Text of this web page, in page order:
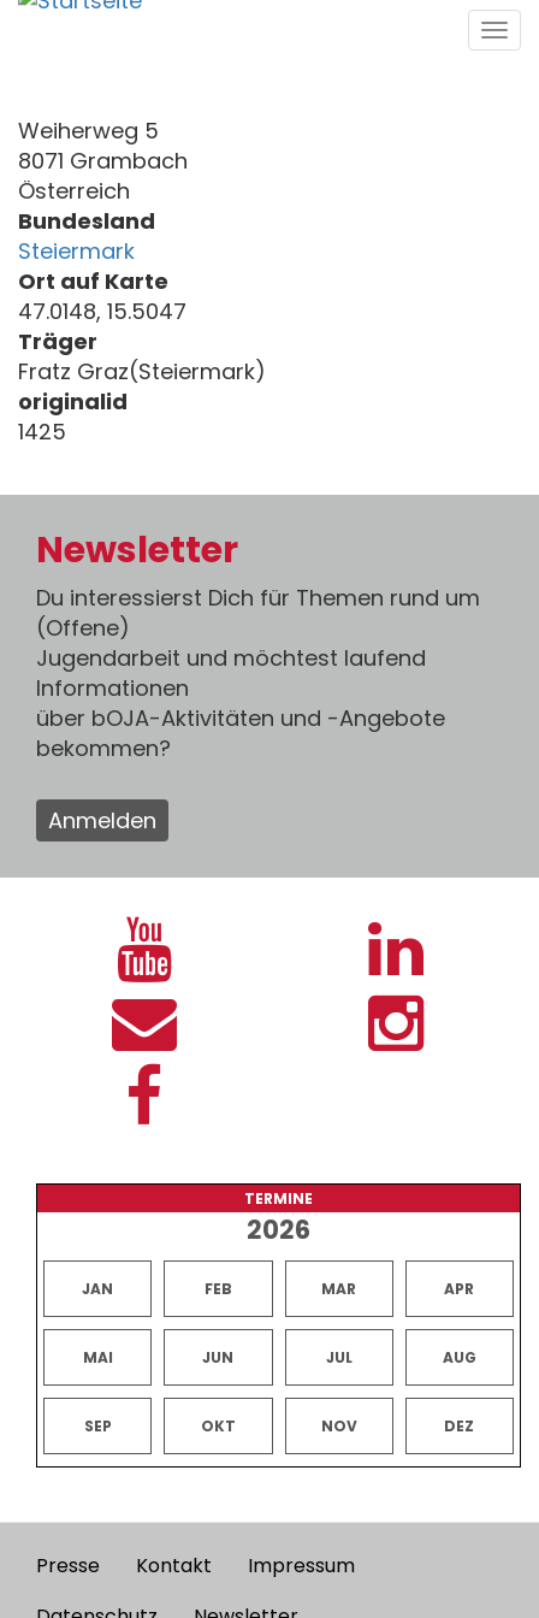
Direkt
Weiherweg 5
8071 Grambach
Österreich
Bundesland
Steiermark
Ort auf Karte
47.0148, 15.5047
Träger
Fratz Graz(Steiermark)
originalid
1425
Newsletter
Du interessierst Dich für Themen rund um
(Offene)
Jugendarbeit und möchtest laufend
Informationen
über bOJA-Aktivitäten und -Angebote
bekommen?
Anmelden
TERMINE
2026
JAN FEB MAR APR
MAI JUN JUL AUG
SEP OKT NOV DEZ
Footer
Presse Kontakt
Impressum